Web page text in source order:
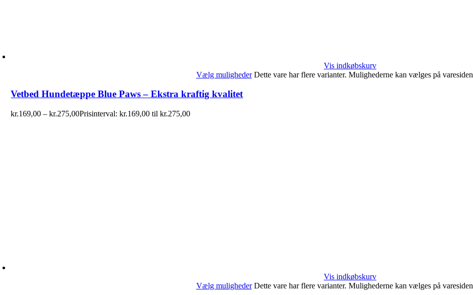
Vis indkøbskurv
Vælg muligheder Dette vare har flere varianter. Mulighederne kan vælges på varesiden
Vetbed Hundetæppe Blue Paws – Ekstra kraftig kvalitet
kr.169,00 – kr.275,00Prisinterval: kr.169,00 til kr.275,00
Vis indkøbskurv
Vælg muligheder Dette vare har flere varianter. Mulighederne kan vælges på varesiden